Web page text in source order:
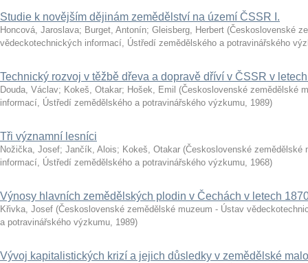
Studie k novějším dějinám zemědělství na území ČSSR I.
Honcová, Jaroslava; Burget, Antonín; Gleisberg, Herbert (Československé
vědeckotechnických informací, Ústředí zemědělského a potravinářského
Technický rozvoj v těžbě dřeva a dopravě dříví v ČSSR v
Douda, Václav; Kokeš, Otakar; Hošek, Emil (Československé zemědělské
informací, Ústředí zemědělského a potravinářského výzkumu, 1989)
Tři významní lesníci
Nožička, Josef; Jančík, Alois; Kokeš, Otakar (Československé zemědělské
informací, Ústředí zemědělského a potravinářského výzkumu, 1968)
Výnosy hlavních zemědělských plodin v Čechách v letech
Křivka, Josef (Československé zemědělské muzeum - Ústav
a potravinářského výzkumu, 1989)
Vývoj kapitalistických krizí a jejich důsledky v zemědělské